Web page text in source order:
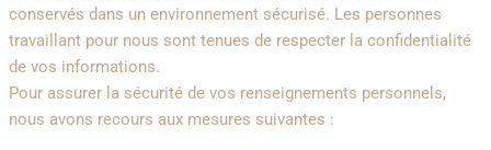
conservés dans un environnement sécurisé. Les personnes
travaillant pour nous sont tenues de respecter la confidentialité
de vos informations.
Pour assurer la sécurité de vos renseignements personnels,
nous avons recours aux mesures suivantes :